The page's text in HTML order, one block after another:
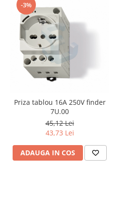
-3%
Priza tablou 16A 250V finder
7U.00
45,12 Lei
43,73 Lei
ADAUGA IN COS